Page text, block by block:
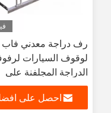
رف دراجة معدني فاب
لوقوف السيارات
الدراجة المجلفنة على
شكل حرف U
احصل على